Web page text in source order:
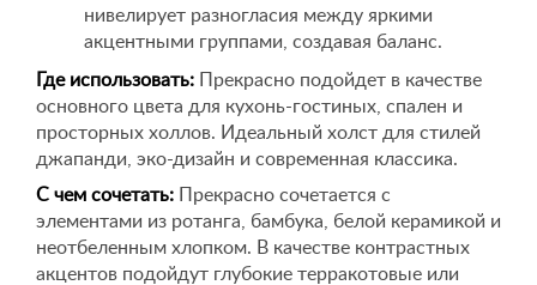
нивелирует разногласия между яркими
акцентными группами, создавая баланс.
Где использовать: Прекрасно подойдет в качестве
основного цвета для кухонь-гостиных, спален и
просторных холлов. Идеальный холст для стилей
джапанди, эко-дизайн и современная классика.
С чем сочетать: Прекрасно сочетается с
элементами из ротанга, бамбука, белой керамикой и
неотбеленным хлопком. В качестве контрастных
акцентов подойдут глубокие терракотовые или